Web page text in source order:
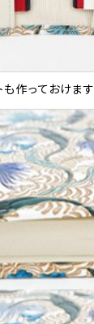
作っておけます